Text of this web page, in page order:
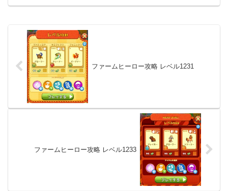
ファームヒーロー攻略 レベル1231
ファームヒーロー攻略 レベル1233